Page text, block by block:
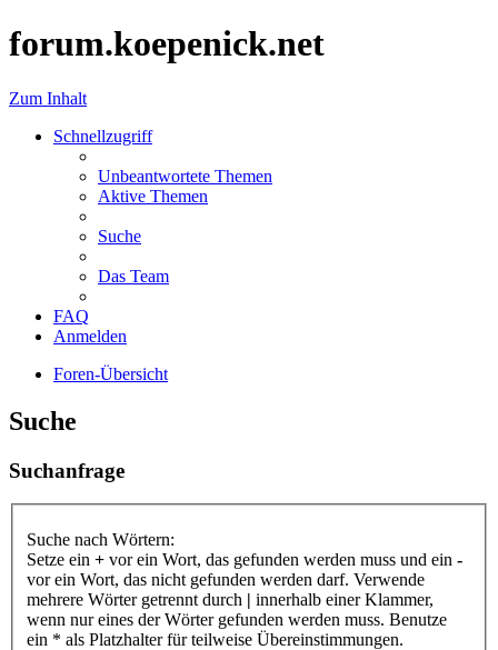
forum.koepenick.net
Zum Inhalt
Schnellzugriff
Unbeantwortete Themen
Aktive Themen
Suche
Das Team
FAQ
Anmelden
Foren-Übersicht
Suche
Suchanfrage
Suche nach Wörtern:
Setze ein + vor ein Wort, das gefunden werden muss und ein -
vor ein Wort, das nicht gefunden werden darf. Verwende
mehrere Wörter getrennt durch | innerhalb einer Klammer,
wenn nur eines der Wörter gefunden werden muss. Benutze
ein * als Platzhalter für teilweise Übereinstimmungen.